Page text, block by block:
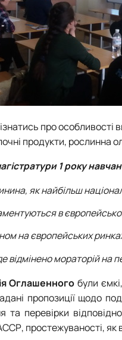
про
продукти, рослинна
1 року
як найбільш
в
на європейських
відмінено мораторій на
Оглашенного були
пропозиції щодо
та перевірки
простежуваності, як в